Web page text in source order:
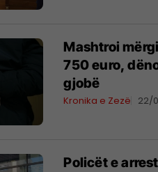
Mashtroi
750 euro,
gjobë
Kronika e Zezë 22/
Policët e